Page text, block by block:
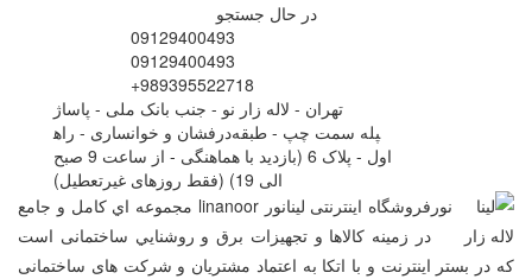
در حال جستجو
09129400493
09129400493
+989395522718
تهران - لاله زار نو - جنب بانک ملی - پاساژ
درفشان و خوانساری - راه‎پله سمت چپ - طبقه
اول - پلاک 6 (بازدید با هماهنگی - از ساعت 9 صبح
الی 19) (فقط روزهای غیرتعطیل)
فروشگاه اینترنتی لینانور linanoor مجموعه اي کامل و جامع
در زمينه کالاها و تجهيزات برق و روشنايي ساختمانی است
که در بستر اينترنت و با اتکا به اعتماد مشتریان و شرکت های ساختمانی